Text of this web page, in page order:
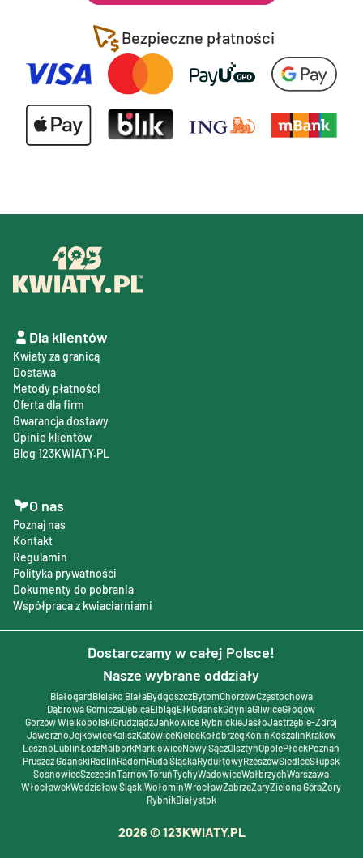
Bezpieczne płatności
Dla klientów
Kwiaty za granicą
Dostawa
Metody płatności
Oferta dla firm
Gwarancja dostawy
Opinie klientów
Blog 123KWIATY.PL
O nas
Poznaj nas
Kontakt
Regulamin
Polityka prywatności
Dokumenty do pobrania
Współpraca z kwiaciarniami
Dostarczamy w całej Polsce!
Nasze wybrane oddziały
BiałogardBielsko BiałaBydgoszczBytomChorzówCzęstochowa
Dąbrowa GórniczaDębicaElblągEłkGdańskGdyniaGliwiceGłogów
Gorzów WielkopolskiGrudziądzJankowice RybnickieJasłoJastrzębie-Zdrój
JaworznoJejkowiceKaliszKatowiceKielceKołobrzegKoninKoszalinKraków
LesznoLublinŁódźMalborkMarklowiceNowy SączOlsztynOpolePłockPoznań
Pruszcz GdańskiRadlinRadomRuda ŚląskaRydułtowyRzeszówSiedlceSłupsk
SosnowiecSzczecinTarnówToruńTychyWadowiceWałbrzychWarszawa
WłocławekWodzisław ŚląskiWołominWrocławZabrzeŻaryZielona GóraŻory
RybnikBiałystok
2026 © 123KWIATY.PL